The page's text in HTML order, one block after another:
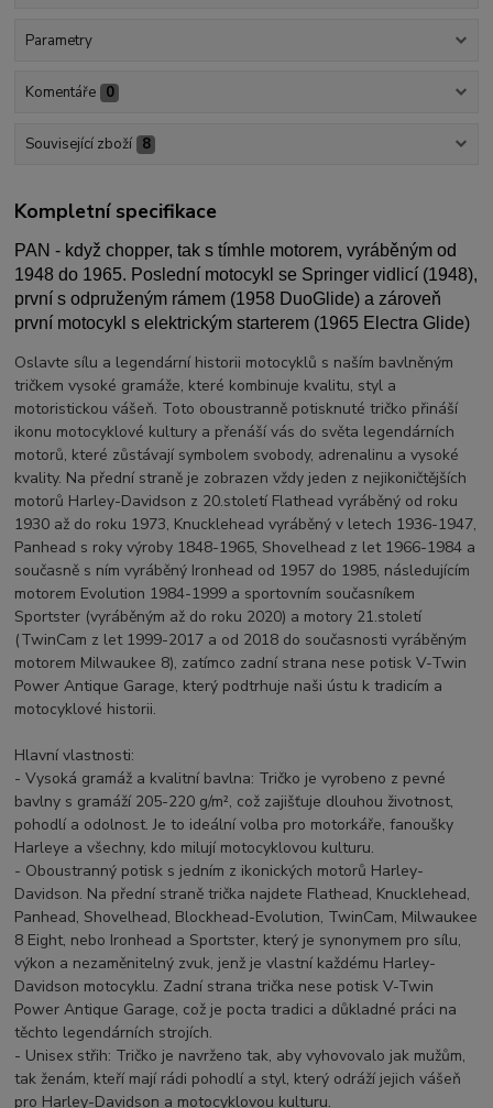
Parametry
Komentáře 0
Související zboží 8
Kompletní specifikace
PAN - když chopper, tak s tímhle motorem, vyráběným od
1948 do 1965. Poslední motocykl se Springer vidlicí (1948),
první s odpruženým rámem (1958 DuoGlide) a zároveň
první motocykl s elektrickým starterem (1965 Electra Glide)
Oslavte sílu a legendární historii motocyklů s naším bavlněným
tričkem vysoké gramáže, které kombinuje kvalitu, styl a
motoristickou vášeň. Toto oboustranně potisknuté tričko přináší
ikonu motocyklové kultury a přenáší vás do světa legendárních
motorů, které zůstávají symbolem svobody, adrenalinu a vysoké
kvality. Na přední straně je zobrazen vždy jeden z nejikoničtějších
motorů Harley-Davidson z 20.století Flathead vyráběný od roku
1930 až do roku 1973, Knucklehead vyráběný v letech 1936-1947,
Panhead s roky výroby 1848-1965, Shovelhead z let 1966-1984 a
současně s ním vyráběný Ironhead od 1957 do 1985, následujícím
motorem Evolution 1984-1999 a sportovním současníkem
Sportster (vyráběným až do roku 2020) a motory 21.století
(TwinCam z let 1999-2017 a od 2018 do současnosti vyráběným
motorem Milwaukee 8), zatímco zadní strana nese potisk V-Twin
Power Antique Garage, který podtrhuje naši ústu k tradicím a
motocyklové historii.
Hlavní vlastnosti:
- Vysoká gramáž a kvalitní bavlna: Tričko je vyrobeno z pevné
bavlny s gramáží 205-220 g/m², což zajišťuje dlouhou životnost,
pohodlí a odolnost. Je to ideální volba pro motorkáře, fanoušky
Harleye a všechny, kdo milují motocyklovou kulturu.
- Oboustranný potisk s jedním z ikonických motorů Harley-
Davidson. Na přední straně trička najdete Flathead, Knucklehead,
Panhead, Shovelhead, Blockhead-Evolution, TwinCam, Milwaukee
8 Eight, nebo Ironhead a Sportster, který je synonymem pro sílu,
výkon a nezaměnitelný zvuk, jenž je vlastní každému Harley-
Davidson motocyklu. Zadní strana trička nese potisk V-Twin
Power Antique Garage, což je pocta tradici a důkladné práci na
těchto legendárních strojích.
- Unisex střih: Tričko je navrženo tak, aby vyhovovalo jak mužům,
tak ženám, kteří mají rádi pohodlí a styl, který odráží jejich vášeň
pro Harley-Davidson a motocyklovou kulturu.